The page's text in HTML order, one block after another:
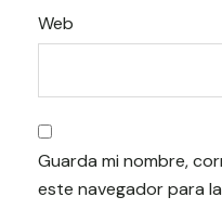
Web
Guarda mi nombre,
este navegador para